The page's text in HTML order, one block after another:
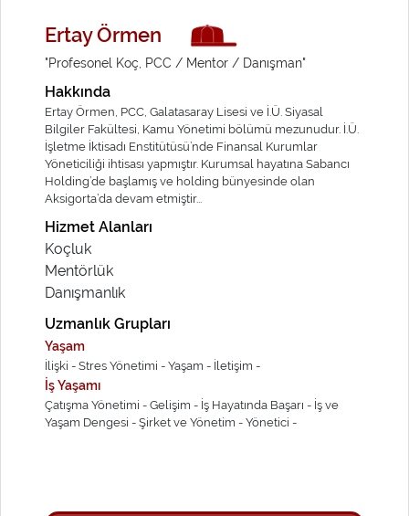
Ertay Örmen
"Profesonel Koç, PCC / Mentor / Danışman"
Hakkında
Ertay Örmen, PCC, Galatasaray Lisesi ve İ.Ü. Siyasal
Bilgiler Fakültesi, Kamu Yönetimi bölümü mezunudur. İ.Ü.
İşletme İktisadı Enstitütüsü’nde Finansal Kurumlar
Yöneticiliği ihtisası yapmıştır. Kurumsal hayatına Sabancı
Holding’de başlamış ve holding bünyesinde olan
Aksigorta’da devam etmiştir...
Hizmet Alanları
Koçluk
Mentörlük
Danışmanlık
Uzmanlık Grupları
Yaşam
İlişki - Stres Yönetimi - Yaşam - İletişim -
İş Yaşamı
Çatışma Yönetimi - Gelişim - İş Hayatında Başarı - İş ve
Yaşam Dengesi - Şirket ve Yönetim - Yönetici -